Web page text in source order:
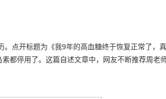
。点开标题为《我9年的高血糖终于恢复正常了，
都停用了。这篇自述文章中，网友不断推荐周老